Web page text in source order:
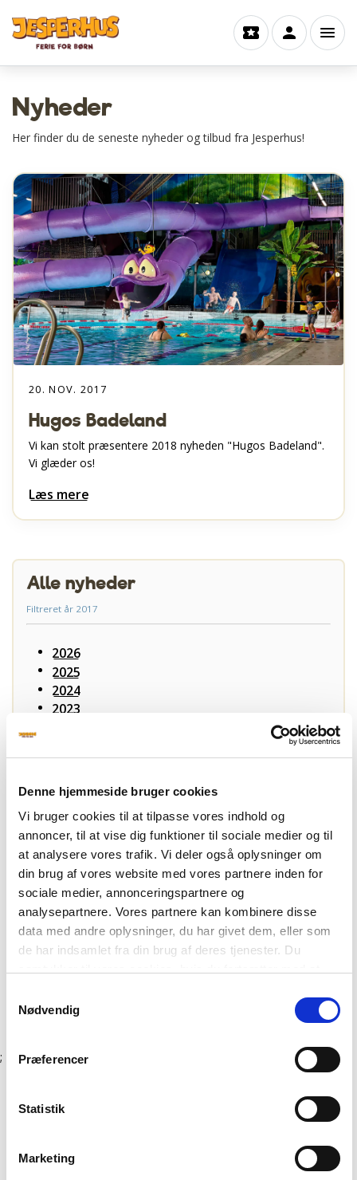
Denne hjemmeside bruger cookies
Vi bruger cookies til at tilpasse vores indhold og
annoncer, til at vise dig funktioner til sociale medier og til
at analysere vores trafik. Vi deler også oplysninger om
din brug af vores website med vores partnere inden for
sociale medier, annonceringspartnere og
analysepartnere. Vores partnere kan kombinere disse
data med andre oplysninger, du har givet dem, eller som
de har indsamlet fra din brug af deres tjenester. Du
Nødvendig
Præferencer
Statistik
Marketing
Nyheder
Her finder du de seneste nyheder og tilbud fra Jesperhus!
20. NOV. 2017
Hugos Badeland
Vi kan stolt præsentere 2018 nyheden "Hugos Badeland".
Vi glæder os!
Læs mere
Alle nyheder
Filtreret år 2017
2026
2025
2024
2023
2019
2018
2017
februar
marts
april
juli
august
november
2016
;